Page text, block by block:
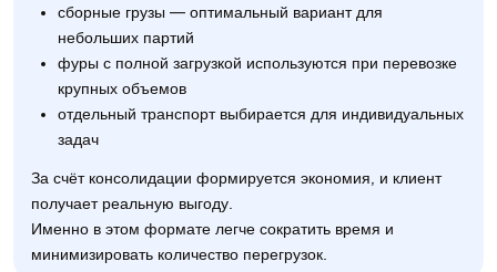
сборные грузы — оптимальный вариант для
небольших партий
фуры с полной загрузкой используются при перевозке
крупных объемов
отдельный транспорт выбирается для индивидуальных
задач
За счёт консолидации формируется экономия, и клиент
получает реальную выгоду.
Именно в этом формате легче сократить время и
минимизировать количество перегрузок.